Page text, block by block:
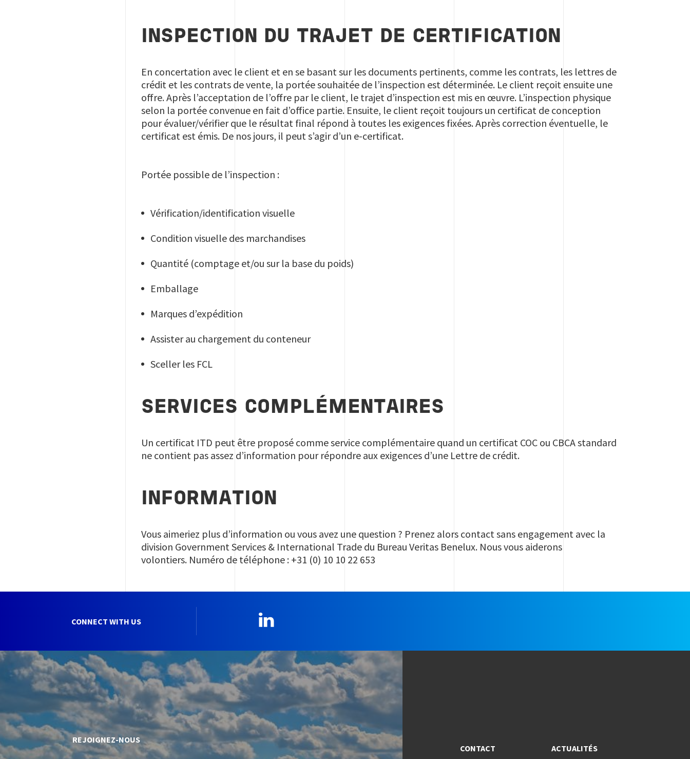
INSPECTION DU TRAJET DE CERTIFICATION
En concertation avec le client et en se basant sur les documents pertinents, comme les contrats, les lettres de
crédit et les contrats de vente, la portée souhaitée de l’inspection est déterminée. Le client reçoit ensuite une
offre. Après l’acceptation de l’offre par le client, le trajet d’inspection est mis en œuvre. L’inspection physique
selon la portée convenue en fait d’office partie. Ensuite, le client reçoit toujours un certificat de conception
pour évaluer/vérifier que le résultat final répond à toutes les exigences fixées. Après correction éventuelle, le
certificat est émis. De nos jours, il peut s’agir d’un e-certificat.
Portée possible de l’inspection :
Vérification/identification visuelle
Condition visuelle des marchandises
Quantité (comptage et/ou sur la base du poids)
Emballage
Marques d’expédition
Assister au chargement du conteneur
Sceller les FCL
SERVICES COMPLÉMENTAIRES
Un certificat ITD peut être proposé comme service complémentaire quand un certificat COC ou CBCA standard
ne contient pas assez d’information pour répondre aux exigences d’une Lettre de crédit.
INFORMATION
Vous aimeriez plus d’information ou vous avez une question ? Prenez alors contact sans engagement avec la
division Government Services & International Trade du Bureau Veritas Benelux. Nous vous aiderons
volontiers. Numéro de téléphone : +31 (0) 10 10 22 653
CONNECT WITH US
REJOIGNEZ-NOUS
CONTACT
ACTUALITÉS